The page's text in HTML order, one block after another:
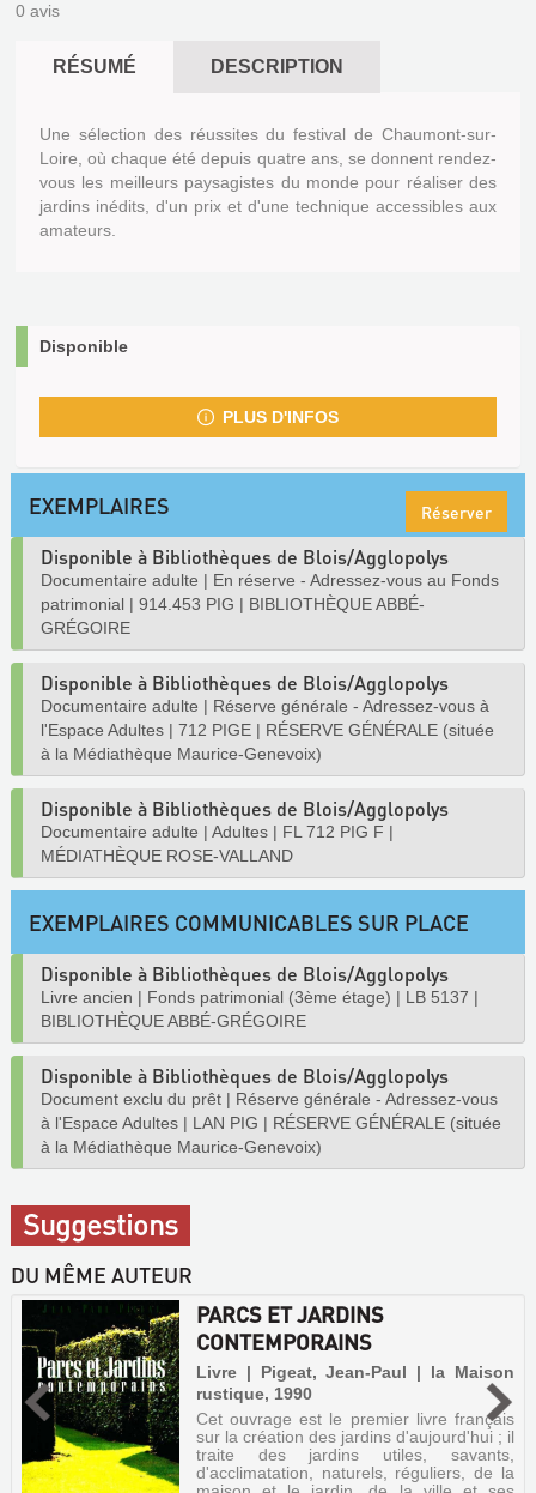
0 avis
RÉSUMÉ DESCRIPTION
Une sélection des réussites du festival de Chaumont-sur-
Loire, où chaque été depuis quatre ans, se donnent rendez-
vous les meilleurs paysagistes du monde pour réaliser des
jardins inédits, d'un prix et d'une technique accessibles aux
amateurs.
Disponible
PLUS D'INFOS
EXEMPLAIRES Réserver
Disponible à Bibliothèques de Blois/Agglopolys
Documentaire adulte | En réserve - Adressez-vous au Fonds
patrimonial | 914.453 PIG | BIBLIOTHÈQUE ABBÉ-
GRÉGOIRE
Disponible à Bibliothèques de Blois/Agglopolys
Documentaire adulte | Réserve générale - Adressez-vous à
l'Espace Adultes | 712 PIGE | RÉSERVE GÉNÉRALE (située
à la Médiathèque Maurice-Genevoix)
Disponible à Bibliothèques de Blois/Agglopolys
Documentaire adulte | Adultes | FL 712 PIG F |
MÉDIATHÈQUE ROSE-VALLAND
EXEMPLAIRES COMMUNICABLES SUR PLACE
Disponible à Bibliothèques de Blois/Agglopolys
Livre ancien | Fonds patrimonial (3ème étage) | LB 5137 |
BIBLIOTHÈQUE ABBÉ-GRÉGOIRE
Disponible à Bibliothèques de Blois/Agglopolys
Document exclu du prêt | Réserve générale - Adressez-vous
à l'Espace Adultes | LAN PIG | RÉSERVE GÉNÉRALE (située
à la Médiathèque Maurice-Genevoix)
Suggestions
DU MÊME AUTEUR
PARCS ET JARDINS
CONTEMPORAINS
Livre | Pigeat, Jean-Paul | la Maison
rustique, 1990
Cet ouvrage est le premier livre français
sur la création des jardins d'aujourd'hui ; il
traite des jardins utiles, savants,
d'acclimatation, naturels, réguliers, de la